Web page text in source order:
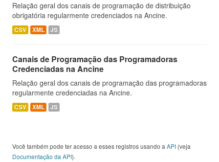
Relação geral dos canais de programação de distribuição
obrigatória regularmente credenciados na Ancine.
CSV XML JS
Canais de Programação das Programadoras
Credenciadas na Ancine
Relação geral dos canais de programação das programadoras
regularmente credenciadas na Ancine.
CSV XML JS
Você também pode ter acesso a esses registros usando a API (veja
Documentação da API).